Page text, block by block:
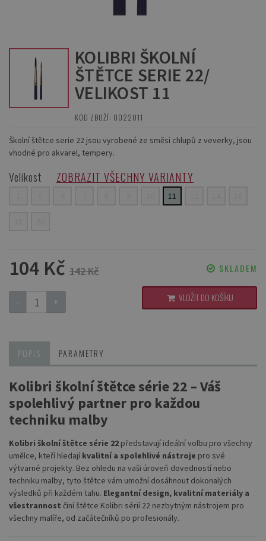
KOLIBRI ŠKOLNÍ
ŠTĚTCE SERIE 22/
VELIKOST 11
KÓD ZBOŽÍ: 0022011
Školní štětce serie 22 jsou vyrobené ze směsi chlupů z veverky, jsou
vhodné pro akvarel, tempery.
Velikost ZOBRAZIT VŠECHNY VARIANTY
11
104 Kč 142 Kč SKLADEM
- + VLOŽIT DO KOŠÍKU
POPIS PARAMETRY
Kolibri školní štětce série 22 – Váš
spolehlivý partner pro každou
techniku malby
Kolibri školní štětce série 22 představují ideální volbu pro všechny
umělce, kteří hledají kvalitní a spolehlivé nástroje pro své
výtvarné projekty. Bez ohledu na vaši úroveň dovedností nebo
techniku malby, tyto štětce vám umožní dosáhnout dokonalých
výsledků při každém tahu. Elegantní design, kvalitní materiály a
všestrannost činí štětce Kolibri sérií 22 nezbytným nástrojem pro
všechny malíře, od začátečníků po profesionály.